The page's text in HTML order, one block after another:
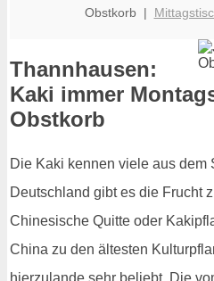
Obstkorb |
Thannhausen:
Kaki immer
Obstkorb
Die Kaki kennen viele aus dem
Deutschland gibt es die Frucht
Chinesische Quitte oder
China zu den ältesten